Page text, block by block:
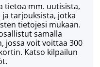
tietoa mm. uutisista,
tarjouksista, jotka
tietojesi mukaan.
samalla
jossa voit voittaa 300
Katso kilpailun